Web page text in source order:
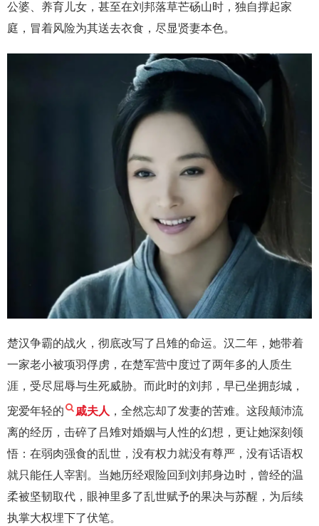
公婆、养育儿女，甚至在刘邦落草芒砀山时，独自撑起家
庭，冒着风险为其送去衣食，尽显贤妻本色。
楚汉争霸的战火，彻底改写了吕雉的命运。汉二年，她带着
一家老小被项羽俘虏，在楚军营中度过了两年多的人质生
涯，受尽屈辱与生死威胁。而此时的刘邦，早已坐拥彭城，
宠爱年轻的 戚夫人 ，全然忘却了发妻的苦难。这段颠沛流
离的经历，击碎了吕雉对婚姻与人性的幻想，更让她深刻领
悟：在弱肉强食的乱世，没有权力就没有尊严，没有话语权
就只能任人宰割。当她历经艰险回到刘邦身边时，曾经的温
柔被坚韧取代，眼神里多了乱世赋予的果决与苏醒，为后续
执掌大权埋下了伏笔。